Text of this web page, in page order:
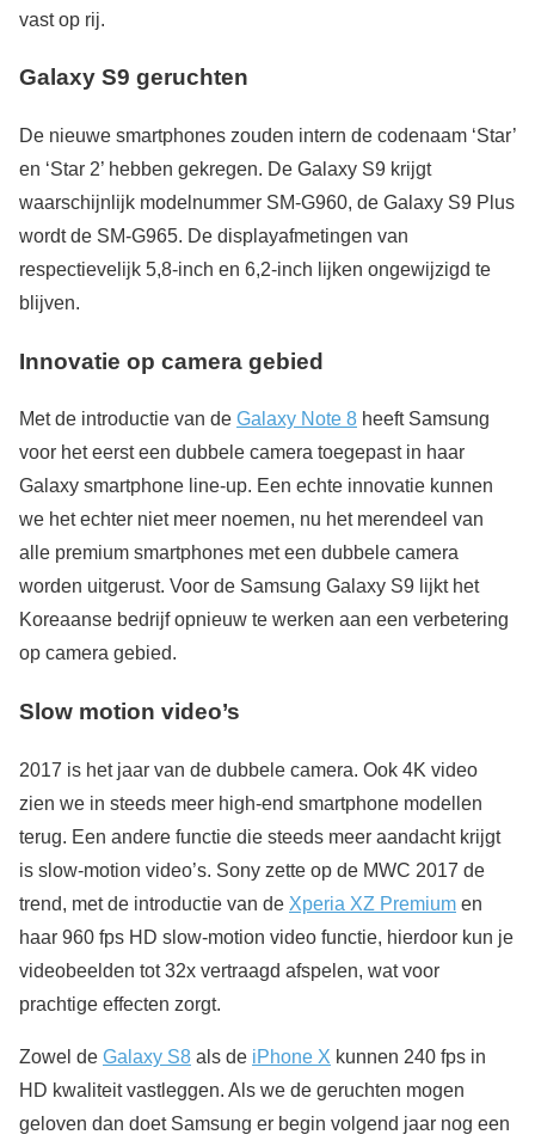
vast op rij.
Galaxy S9 geruchten
De nieuwe smartphones zouden intern de codenaam ‘Star’
en ‘Star 2’ hebben gekregen. De Galaxy S9 krijgt
waarschijnlijk modelnummer SM-G960, de Galaxy S9 Plus
wordt de SM-G965. De displayafmetingen van
respectievelijk 5,8-inch en 6,2-inch lijken ongewijzigd te
blijven.
Innovatie op camera gebied
Met de introductie van de Galaxy Note 8 heeft Samsung
voor het eerst een dubbele camera toegepast in haar
Galaxy smartphone line-up. Een echte innovatie kunnen
we het echter niet meer noemen, nu het merendeel van
alle premium smartphones met een dubbele camera
worden uitgerust. Voor de Samsung Galaxy S9 lijkt het
Koreaanse bedrijf opnieuw te werken aan een verbetering
op camera gebied.
Slow motion video’s
2017 is het jaar van de dubbele camera. Ook 4K video
zien we in steeds meer high-end smartphone modellen
terug. Een andere functie die steeds meer aandacht krijgt
is slow-motion video’s. Sony zette op de MWC 2017 de
trend, met de introductie van de Xperia XZ Premium en
haar 960 fps HD slow-motion video functie, hierdoor kun je
videobeelden tot 32x vertraagd afspelen, wat voor
prachtige effecten zorgt.
Zowel de Galaxy S8 als de iPhone X kunnen 240 fps in
HD kwaliteit vastleggen. Als we de geruchten mogen
geloven dan doet Samsung er begin volgend jaar nog een